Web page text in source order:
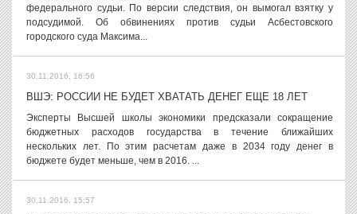
федерального судьи. По версии следствия, он вымогал взятку у
подсудимой. Об обвинениях против судьи Асбестовского
городского суда Максима...
30.11.2016, 16:56
ВШЭ: РОССИИ НЕ БУДЕТ ХВАТАТЬ ДЕНЕГ ЕЩЕ 18 ЛЕТ
Эксперты Высшей школы экономики предсказали сокращение
бюджетных расходов государства в течение ближайших
нескольких лет. По этим расчетам даже в 2034 году денег в
бюджете будет меньше, чем в 2016. ...
30.11.2016, 15:57